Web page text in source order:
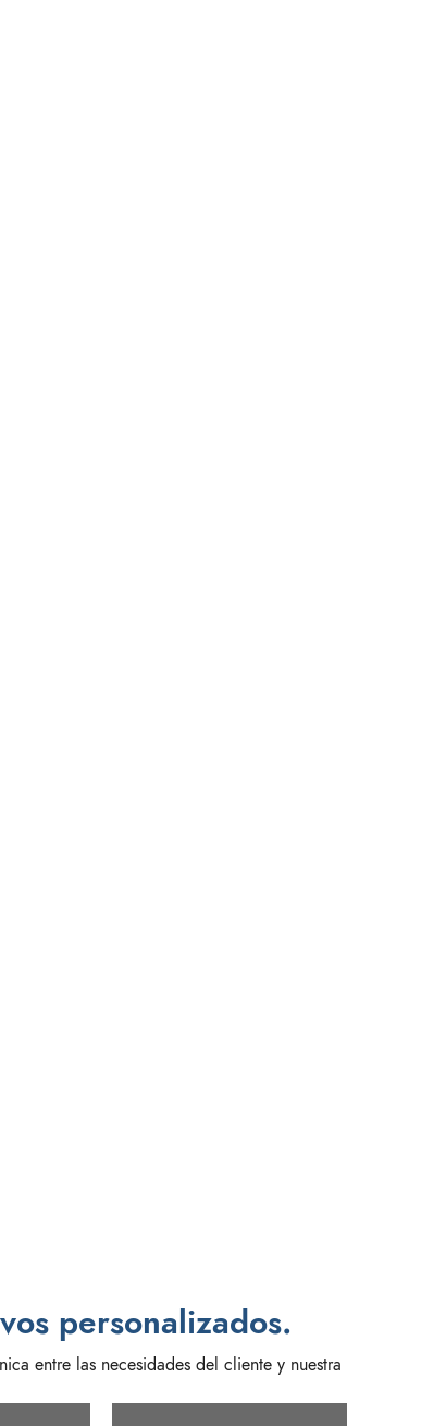
personalizados.
entre las necesidades del cliente y nuestra